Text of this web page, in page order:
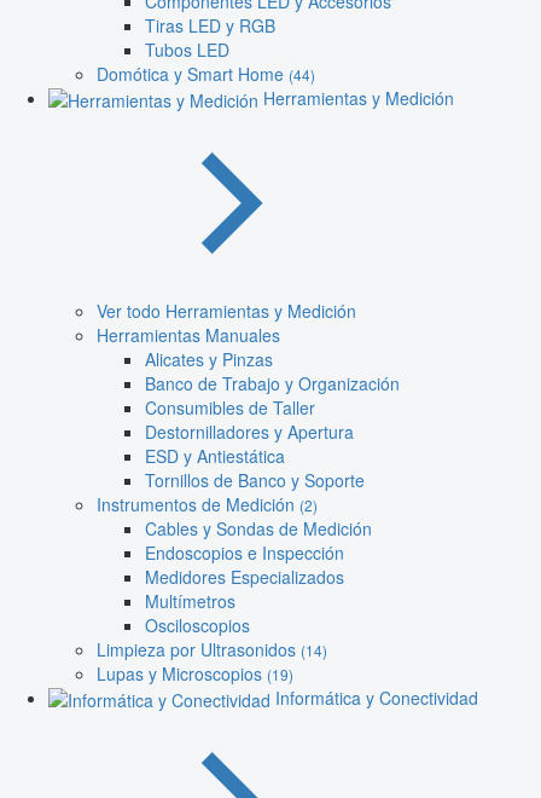
Tiras LED y RGB
Tubos LED
Domótica y Smart Home (44)
Herramientas y Medición
Ver todo Herramientas y Medición
Herramientas Manuales
Alicates y Pinzas
Banco de Trabajo y Organización
Consumibles de Taller
Destornilladores y Apertura
ESD y Antiestática
Tornillos de Banco y Soporte
Instrumentos de Medición (2)
Cables y Sondas de Medición
Endoscopios e Inspección
Medidores Especializados
Multímetros
Osciloscopios
Limpieza por Ultrasonidos (14)
Lupas y Microscopios (19)
Informática y Conectividad